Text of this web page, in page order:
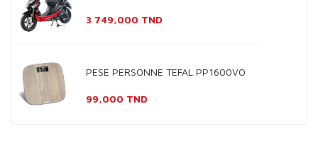
Prix
3 749,000 TND
PESE PERSONNE TEFAL PP1600VO
Prix
99,000 TND